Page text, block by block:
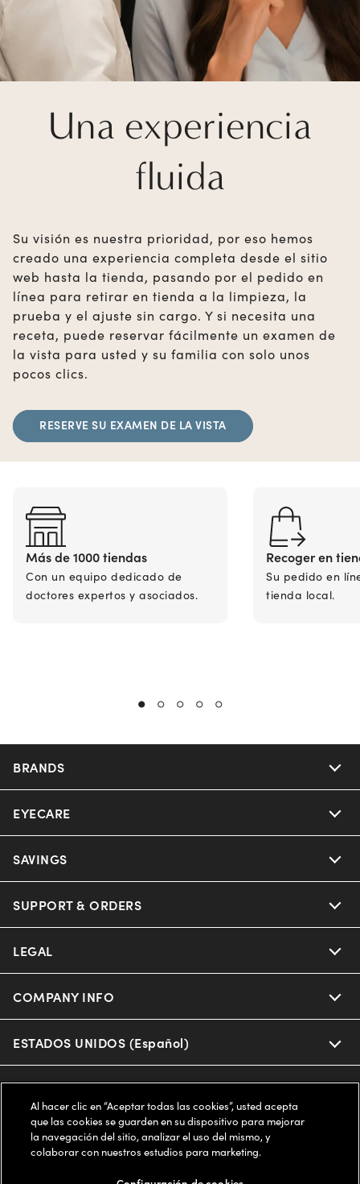
Una experiencia
fluida
Su visión es nuestra prioridad, por eso hemos
creado una experiencia completa desde el sitio
web hasta la tienda, pasando por el pedido en
línea para retirar en tienda a la limpieza, la
prueba y el ajuste sin cargo. Y si necesita una
receta, puede reservar fácilmente un examen de
la vista para usted y su familia con solo unos
pocos clics.
RESERVE SU EXAMEN DE LA VISTA
Más de 1000 tiendas
Con un equipo dedicado de
doctores expertos y asociados.
Recoger en
Su pedido en
tienda local.
BRANDS
Nuance Audio
Ray-Ban
Miu Miu
Prada
Michael Kors
Coach
EYECARE
Our Eyeglasses
Our Sunglasses
Eyewear Trends
Our Lenses
Schedule an Eye Exam
SAVINGS
Offers & Discount
Insurance
AARP Members
SUPPORT & ORDERS
Help Center
Online Order Status
Frame Advisor
Style Guide
LEGAL
Privacy Policy
Terms of Use
Notice of Financial Incentive
Independent Doctor's Notice
COMPANY INFO
About us
Accessibility
Our Flagship Stores
ESTADOS UNIDOS (Español)
Buy now, pay later with Klarna*, Affirm or Cash App Afterpay.
Learn More
Al hacer clic en “Aceptar todas las cookies”, usted acepta
que las cookies se guarden en su dispositivo para mejorar
la navegación del sitio, analizar el uso del mismo, y
colaborar con nuestros estudios para marketing.